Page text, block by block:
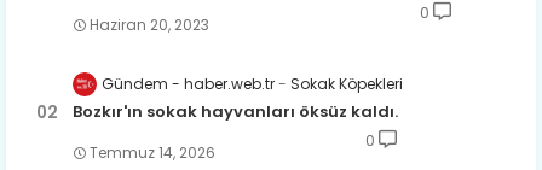
Haziran 20, 2023
0
Gündem - haber.web.tr Sokak Köpekleri
Bozkır'ın sokak hayvanları öksüz kaldı.
Temmuz 14, 2026
0